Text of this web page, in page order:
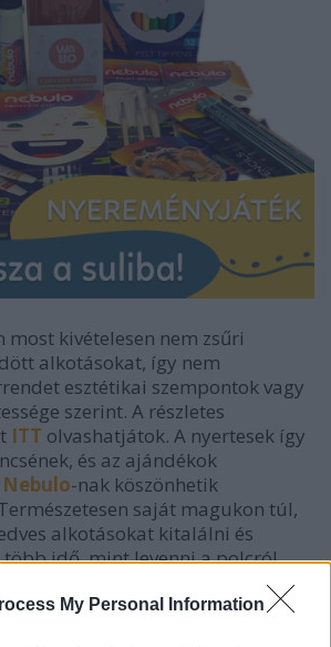
My Personal Information
most kivételesen nem zsűri
alkotásokat, így nem
esztétikai szempontok vagy
szerint. A részletes
ITT olvashatjátok. A nyertesek így
és az ajándékok
Nebulo-nak köszönhetik
saját magukon túl,
alkotásokat kitalálni és
idő, mint levenni a polcról,
pedig minden résztvevőnek